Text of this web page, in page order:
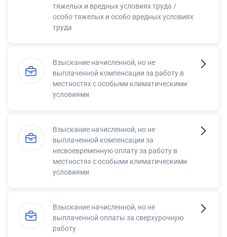
тяжелых и вредных условиях труда /
особо тяжелых и особо вредных условиях
труда
Взыскание начисленной, но не
выплаченной компенсации за работу в
местностях с особыми климатическими
условиями
Взыскание начисленной, но не
выплаченной компенсации за
несвоевременную оплату за работу в
местностях с особыми климатическими
условиями
Взыскание начисленной, но не
выплаченной оплаты за сверхурочную
работу